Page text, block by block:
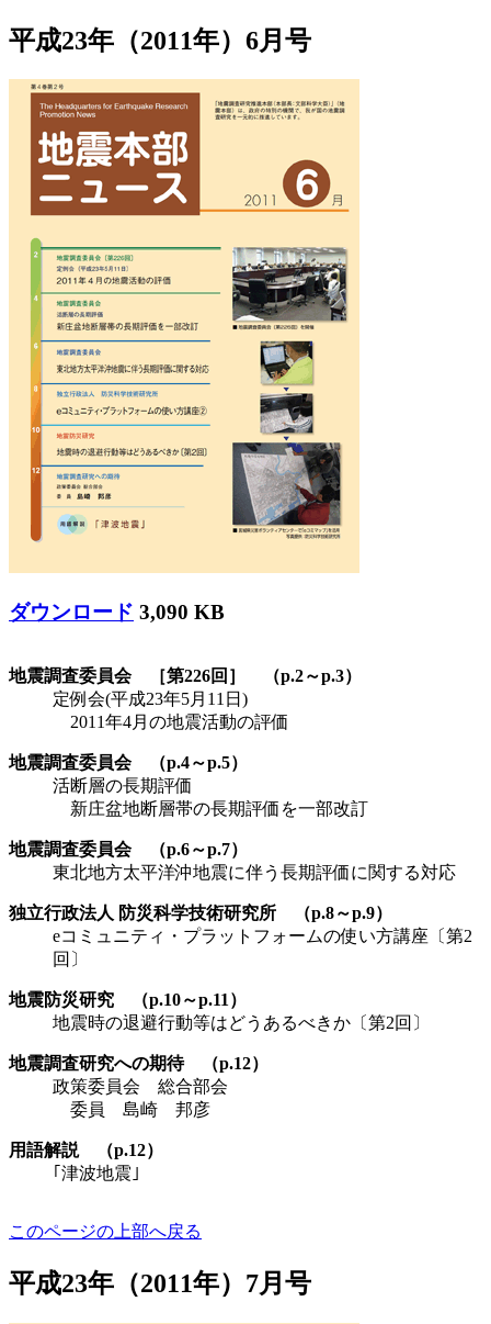
平成23年（2011年）6月号
ダウンロード 3,090 KB
地震調査委員会 ［第226回］ （p.2～p.3）
定例会(平成23年5月11日)
2011年4月の地震活動の評価
地震調査委員会 （p.4～p.5）
活断層の長期評価
新庄盆地断層帯の長期評価を一部改訂
地震調査委員会 （p.6～p.7）
東北地方太平洋沖地震に伴う長期評価に関する対応
独立行政法人 防災科学技術研究所 （p.8～p.9）
eコミュニティ・プラットフォームの使い方講座〔第2
回〕
地震防災研究 （p.10～p.11）
地震時の退避行動等はどうあるべきか〔第2回〕
地震調査研究への期待 （p.12）
政策委員会 総合部会
委員 島崎 邦彦
用語解説 （p.12）
｢津波地震｣
このページの上部へ戻る
平成23年（2011年）7月号